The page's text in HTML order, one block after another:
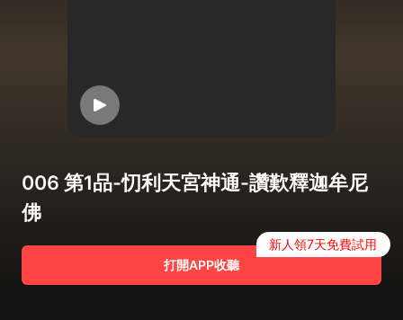
006 第1品-忉利天宮神通-讚歎釋迦牟尼
佛
打開APP收聽
新人領7天免費試用